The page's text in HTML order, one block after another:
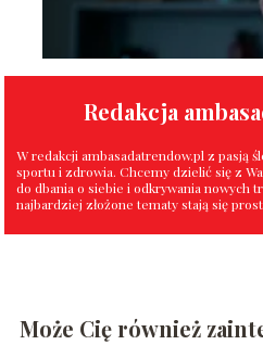
Redakcja
W redakcji ambasadatrendow.pl z pasją
sportu i zdrowia. Chcemy dzielić się z
do dbania o siebie i odkrywania nowych
najbardziej złożone tematy stają się
Może Cię również